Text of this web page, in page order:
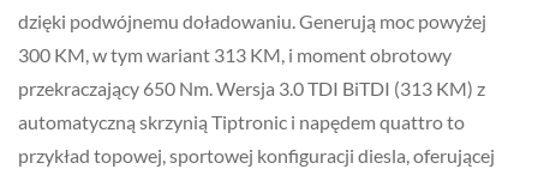
dzięki podwójnemu doładowaniu. Generują moc powyżej
300 KM, w tym wariant 313 KM, i moment obrotowy
przekraczający 650 Nm. Wersja 3.0 TDI BiTDI (313 KM) z
automatyczną skrzynią Tiptronic i napędem quattro to
przykład topowej, sportowej konfiguracji diesla, oferującej